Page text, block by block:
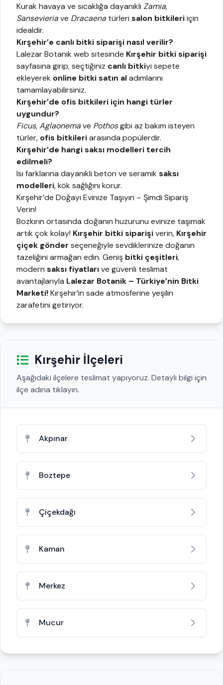
Kurak havaya ve sıcaklığa dayanıklı Zamia,
Sansevieriave Dracaena türleri salon bitkileriiçin
idealdir.
Kırşehir’e canlı bitki siparişi nasıl verilir?
Lalezar Botanik web sitesinde Kırşehir bitki siparişi
sayfasına girip, seçtiğiniz canlı bitkiyi sepete
ekleyerek online bitki satın aladımlarını
tamamlayabilirsiniz.
Kırşehir’de ofis bitkileri için hangi türler
uygundur?
Ficus,Aglaonemave Pothosgibi az bakım isteyen
türler, ofis bitkileriarasında popülerdir.
Kırşehir’de hangi saksı modelleri tercih
edilmeli?
Isı farklarına dayanıklı beton ve seramik saksı
modelleri, kök sağlığını korur.
Kırşehir’de Doğayı Evinize Taşıyın – Şimdi Sipariş
Verin!
Bozkırın ortasında doğanın huzurunu evinize taşımak
artık çok kolay! Kırşehir bitki siparişiverin, Kırşehir
çiçek gönder seçeneğiyle sevdiklerinize doğanın
tazeliğini armağan edin. Geniş bitki çeşitleri,
modern saksı fiyatlarıve güvenli teslimat
avantajlarıyla Lalezar Botanik – Türkiye’nin Bitki
Marketi!Kırşehir’in sade atmosferine yeşilin
zarafetini getiriyor.
Kırşehir İlçeleri
Aşağıdaki ilçelere teslimat yapıyoruz. Detaylı bilgi için
ilçe adına tıklayın.
Akpınar
Boztepe
Çiçekdağı
Kaman
Merkez
Mucur